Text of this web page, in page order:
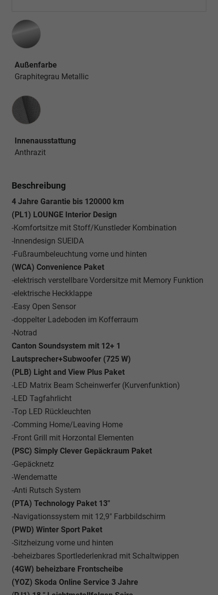
Außenfarbe
Graphitegrau Metallic
Innenausstattung
Innenausstattung
Anthrazit
Beschreibung
4 Jahre Garantie bis 120000 km
(PL1) LOUNGE Interior Design
-Komfortsitze mit Stoff/Kunstleder Kombination
-Innendesign SUEIDA
-Fußraumbeleuchtung vorne und hinten
(WCA) Convenience Paket
-elektrisch verstellbare Vordersitze mit Memory Funktion
-elektrische Heckklappe
-Easy Open Sensor
-doppelter Ladeboden im Kofferraum
-Notrad
Canton Soundsystem mit 12+ 1
Lautsprecher+Subwoofer (725 W)
(PLB) Light and View Plus Paket
-LED Matrix Beam Scheinwerfer (Kurvenfunktion)
-LED Tagfahrlicht
-Top LED Rückleuchten
-Comming Home/Leaving Home
-Front Grill mit Horzontal Elementen
(PSC) Simply Clever Gepäckraum Paket
-Gepäcknetz
-Wendematte
-Anti Rutsch System
(PTA) Technology Paket 13"
-Navigationssystem mit 12,9" Farbbildschirm
(PWD) Winter Sport Paket
-Sitzheizung vorne und hinten
-beheizbares Sportlederlenkrad mit Schaltwippen
(4GW) beheizbare Frontscheibe
(YOZ) Skoda Online Service 3 Jahre